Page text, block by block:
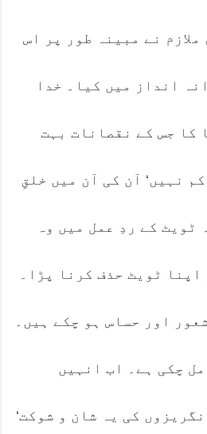
نے مبینہ طور پر اس
انداز میں کیا۔ خدا
کا جس کے نقصانات بہت
نہیں‘ آن کی آن میں خلقِ
ٹویٹ کے ردِ عمل میں وہ
ٹویٹ حذف کرنا پڑا۔
اور حساس ہو چکے ہیں۔
چکی ہے۔ اب انہیں
کی یہ شان و شوکت‘